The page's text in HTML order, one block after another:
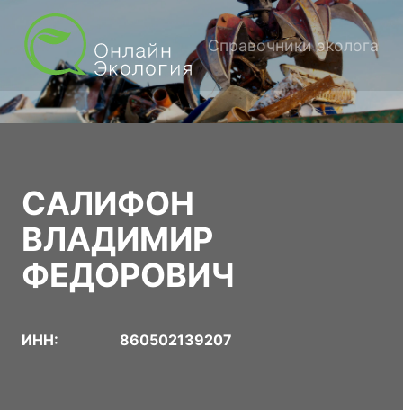
Справочники эколога
САЛИФОН
ВЛАДИМИР
ФЕДОРОВИЧ
ИНН: 860502139207